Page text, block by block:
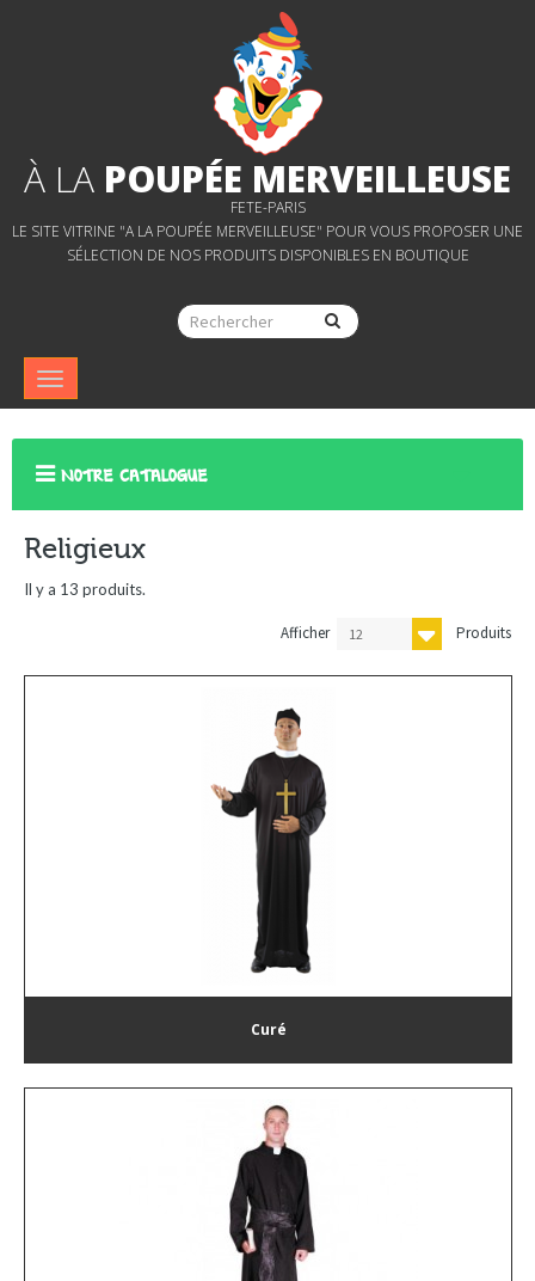
À LA POUPÉE MERVEILLEUSE
FETE-PARIS
LE SITE VITRINE "A LA POUPÉE MERVEILLEUSE" POUR VOUS PROPOSER UNE
SÉLECTION DE NOS PRODUITS DISPONIBLES EN BOUTIQUE
Navigation
bascule
NOTRE CATALOGUE
Religieux
Il y a 13 produits.
Afficher 12 Produits
Curé